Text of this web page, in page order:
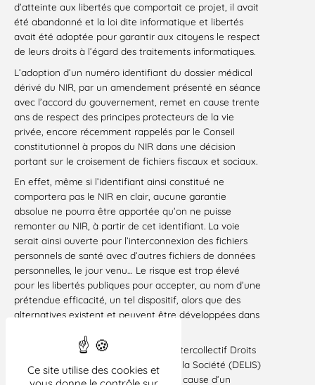
Ce site utilise des cookies et
d’atteinte aux libertés que comportait ce projet, il avait
été abandonné et la loi dite informatique et libertés
avait été adoptée pour garantir aux citoyens le respect
de leurs droits à l’égard des traitements informatiques.
L’adoption d’un numéro identifiant du dossier médical
dérivé du NIR, par un amendement présenté en séance
avec l’accord du gouvernement, remet en cause trente
ans de respect des principes protecteurs de la vie
privée, encore récemment rappelés par le Conseil
constitutionnel à propos du NIR dans une décision
portant sur le croisement de fichiers fiscaux et sociaux.
En effet, même si l’identifiant ainsi constitué ne
comportera pas le NIR en clair, aucune garantie
absolue ne pourra être apportée qu’on ne puisse
remonter au NIR, à partir de cet identifiant. La voie
serait ainsi ouverte pour l’interconnexion des fichiers
personnels de santé avec d’autres fichiers de données
personnelles, le jour venu… Le risque est trop élevé
pour les libertés publiques pour accepter, au nom d’une
prétendue efficacité, un tel dispositif, alors que des
alternatives existent et peuvent être développées dans
La Ligue des droits de l’Homme et l’Intercollectif Droits
et Libertés face à l’Informatisation de la Société (DELIS)
alertent l es citoyens sur la remise en cause d’un